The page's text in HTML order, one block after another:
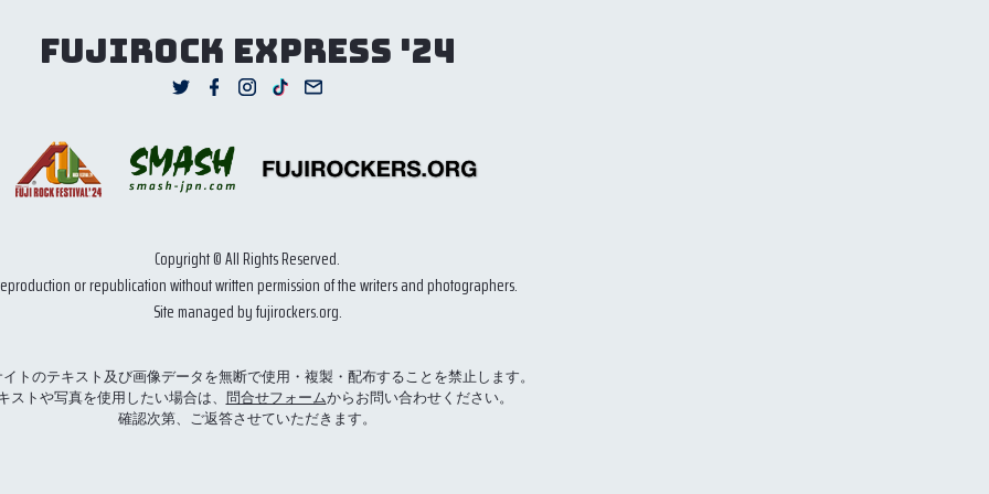
FUJIROCK EXPRESS '24
Copyright © All Rights Reserved.
or republication without written permission of the writers and photographers.
Site managed by fujirockers.org.
イトのテキスト及び画像データを無断で使用・複製・配布することを禁止します。
ストや写真を使用したい場合は、 問合せフォームからお問い合わせください。
確認次第、ご返答させていただきます。